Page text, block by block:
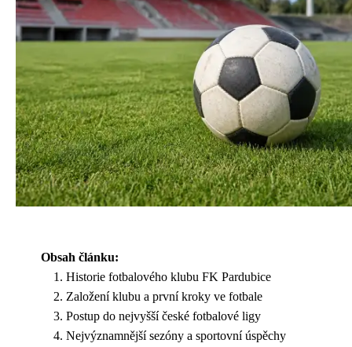
Obsah článku:
Historie fotbalového klubu FK Pardubice
Založení klubu a první kroky ve fotbale
Postup do nejvyšší české fotbalové ligy
Nejvýznamnější sezóny a sportovní úspěchy